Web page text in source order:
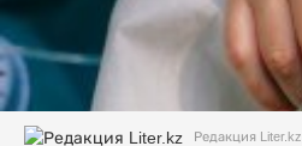
Редакция Liter.kz